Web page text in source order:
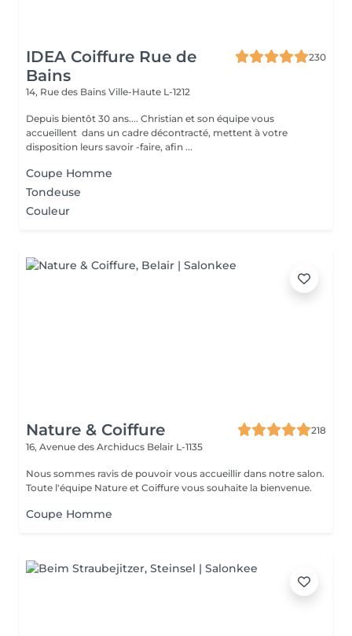
IDEA Coiffure Rue de
Bains
230
14, Rue des Bains Ville-Haute L-1212
Depuis bientôt 30 ans.... Christian et son équipe vous
accueillent dans un cadre décontracté, mettent à votre
disposition leurs savoir -faire, afin ...
Coupe Homme
Tondeuse
Couleur
Nature & Coiffure
218
16, Avenue des Archiducs Belair L-1135
Nous sommes ravis de pouvoir vous accueillir dans notre salon.
Toute l'équipe Nature et Coiffure vous souhaite la bienvenue.
Coupe Homme